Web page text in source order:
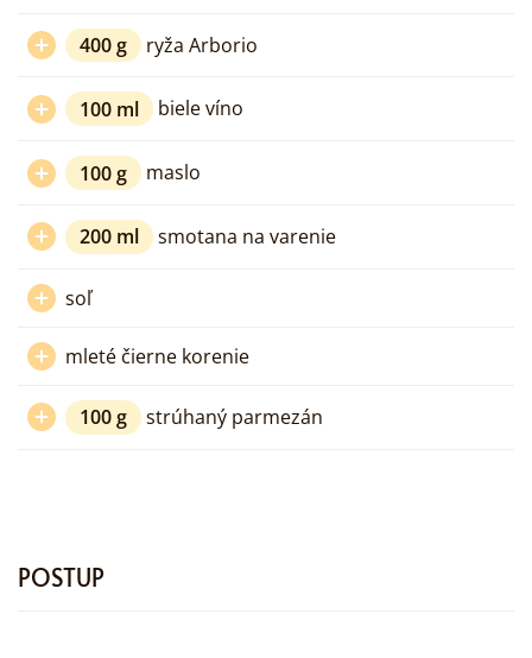
400g ryža Arborio
100 ml biele víno
100g maslo
200 ml smotana na varenie
soľ
mleté čierne korenie
100g strúhaný parmezán
POSTUP